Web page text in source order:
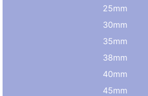
25mm
30mm
35mm
38mm
40mm
45mm